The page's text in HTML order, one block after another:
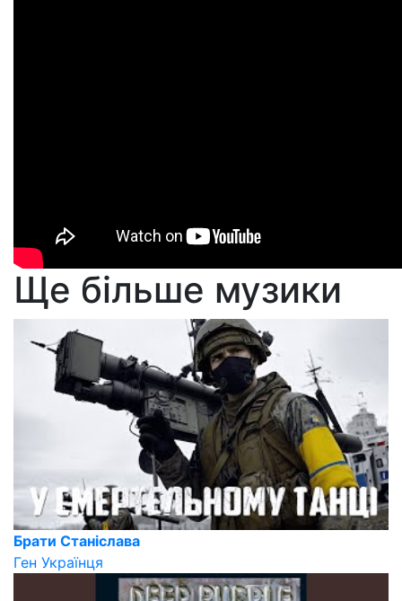
Ще більше музики
Брати Станіслава
Ген Українця